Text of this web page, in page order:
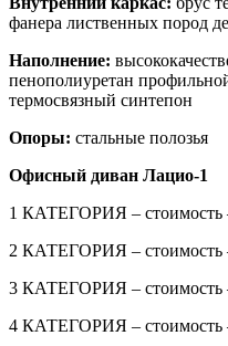
фанера лиственных пород
Наполнение:
пенополиуретан
термосвязный синтепон
Опоры: стальные полозья
Офисный диван Лацио-1
1 КАТЕГОРИЯ – стоимость
2 КАТЕГОРИЯ – стоимость
3 КАТЕГОРИЯ – стоимость
4 КАТЕГОРИЯ – стоимость